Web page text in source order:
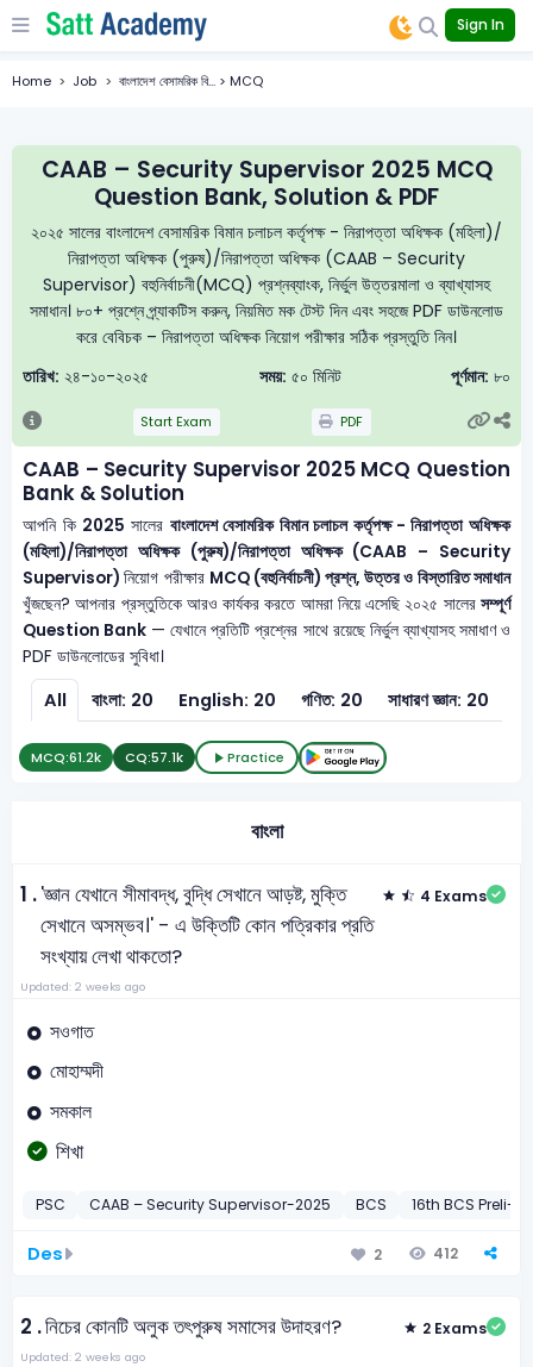
Sign In
Home Job বাংলাদেশ বেসামরিক বি... > MCQ
CAAB – Security Supervisor 2025 MCQ
Question Bank, Solution & PDF
২০২৫ সালের বাংলাদেশ বেসামরিক বিমান চলাচল কর্তৃপক্ষ - নিরাপত্তা অধিক্ষক (মহিলা)/
নিরাপত্তা অধিক্ষক (পুরুষ)/নিরাপত্তা অধিক্ষক (CAAB – Security
Supervisor) বহুনির্বাচনী(MCQ) প্রশ্নব্যাংক, নির্ভুল উত্তরমালা ও ব্যাখ্যাসহ
সমাধান। ৮০+ প্রশ্নে প্র্যাকটিস করুন, নিয়মিত মক টেস্ট দিন এবং সহজে PDF ডাউনলোড
করে বেবিচক – নিরাপত্তা অধিক্ষক নিয়োগ পরীক্ষার সঠিক প্রস্তুতি নিন।
তারিখ: ২৪-১০-২০২৫ সময়: ৫০ মিনিট পূর্ণমান: ৮০
Start Exam PDF
CAAB – Security Supervisor 2025 MCQ Question
Bank & Solution
আপনি কি 2025 সালের বাংলাদেশ বেসামরিক বিমান চলাচল কর্তৃপক্ষ - নিরাপত্তা অধিক্ষক
(মহিলা)/নিরাপত্তা অধিক্ষক (পুরুষ)/নিরাপত্তা অধিক্ষক (CAAB – Security
Supervisor)নিয়োগ পরীক্ষার MCQ (বহুনির্বাচনী) প্রশ্ন, উত্তর ও বিস্তারিত সমাধান
খুঁজছেন? আপনার প্রস্তুতিকে আরও কার্যকর করতে আমরা নিয়ে এসেছি ২০২৫ সালের সম্পূর্ণ
Question Bank — যেখানে প্রতিটি প্রশ্নের সাথে রয়েছে নির্ভুল ব্যাখ্যাসহ সমাধাণ ও
PDF ডাউনলোডের সুবিধা।
All বাংলা: 20 English: 20 গণিত: 20 সাধারণ জ্ঞান: 20
MCQ:61.2k CQ:57.1k Practice
বাংলা
1 .'জ্ঞান যেখানে সীমাবদ্ধ, বুদ্ধি সেখানে আড়ষ্ট, মুক্তি
সেখানে অসম্ভব।' - এ উক্তিটি কোন পত্রিকার প্রতি
সংখ্যায় লেখা থাকতো?
4 Exams
Updated: 2 weeks ago
সওগাত
মোহাম্মদী
সমকাল
শিখা
PSC CAAB – Security Supervisor-2025 BCS 16th BCS Preli-
Des 2 412
2 .নিচের কোনটি অলুক তৎপুরুষ সমাসের উদাহরণ? 2 Exams
Updated: 2 weeks ago